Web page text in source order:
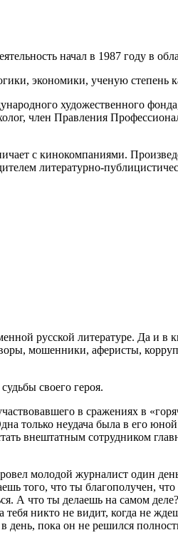
начал в 1987 году в
экономики, ученую степень
художественного
член Правления
с кинокомпаниями.
литературно-
русской литературе. Да и в
мошенники, аферисты,
своего героя.
в сражениях в
только неудача была в его
внештатным сотрудником
молодой журналист один
того, что ты благополучен,
А что ты делаешь на самом
тебя никто не видит, когда не
день, пока он не решился